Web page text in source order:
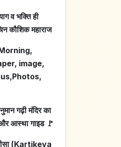
व भक्ति ही
कौशिक महाराज
image,
गढ़ी मंदिर का
आस्था गाइड 🚩
(Kartikeya